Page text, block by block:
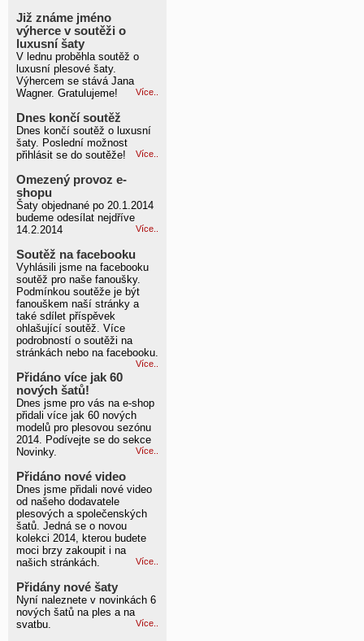
Již známe jméno
výherce v soutěži o
luxusní šaty
V lednu proběhla soutěž o
luxusní plesové šaty.
Výhercem se stává Jana
Wagner. Gratulujeme!
Více..
Dnes končí soutěž
Dnes končí soutěž o luxusní
šaty. Poslední možnost
přihlásit se do soutěže!
Více..
Omezený provoz e-
shopu
Šaty objednané po 20.1.2014
budeme odesílat nejdříve
14.2.2014
Více..
Soutěž na facebooku
Vyhlásili jsme na facebooku
soutěž pro naše fanoušky.
Podmínkou soutěže je být
fanouškem naší stránky a
také sdílet příspěvek
ohlašující soutěž. Více
podrobností o soutěži na
stránkách nebo na facebooku.
Více..
Přidáno více jak 60
nových šatů!
Dnes jsme pro vás na e-shop
přidali více jak 60 nových
modelů pro plesovou sezónu
2014. Podívejte se do sekce
Novinky.
Více..
Přidáno nové video
Dnes jsme přidali nové video
od našeho dodavatele
plesových a společenských
šatů. Jedná se o novou
kolekci 2014, kterou budete
moci brzy zakoupit i na
našich stránkách.
Více..
Přidány nové šaty
Nyní naleznete v novinkách 6
nových šatů na ples a na
svatbu.
Více..